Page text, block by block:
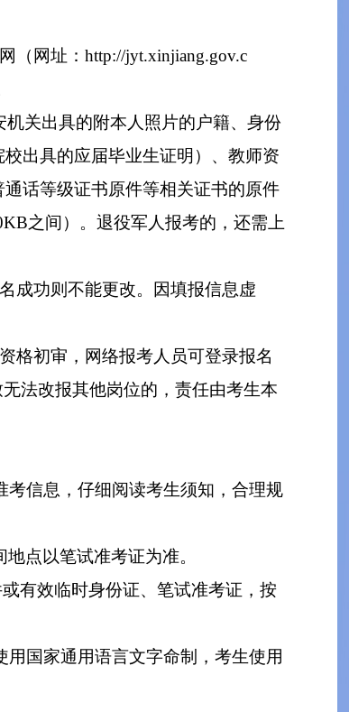
（网址：http://jyt.xinjiang.gov.c
关出具的附本人照片的户籍、身份
出具的应届毕业生证明）、教师资
话等级证书原件等相关证书的原件
之间）。退役军人报考的，还需上
成功则不能更改。因填报信息虚
格初审，网络报考人员可登录报名
法改报其他岗位的，责任由考生本
考信息，仔细阅读考生须知，合理规
点以笔试准考证为准。
有效临时身份证、笔试准考证，按
国家通用语言文字命制，考生使用